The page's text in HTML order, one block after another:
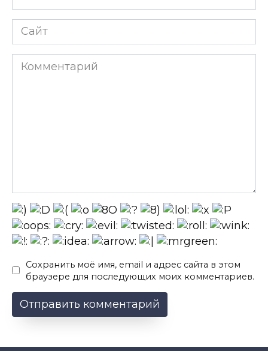
Сайт
Комментарий
Сохранить моё имя, email и адрес сайта в этом
браузере для последующих моих комментариев.